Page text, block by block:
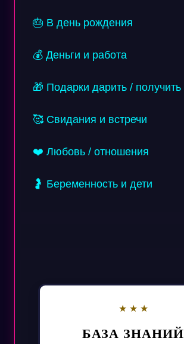
🎂 В день рождения
💰 Деньги и работа
🎁 Подарки дарить / получить
🥰 Свидания и встречи
❤️ Любовь / отношения
🤰 Беременность и дети
БАЗА ЗНАНИЙ